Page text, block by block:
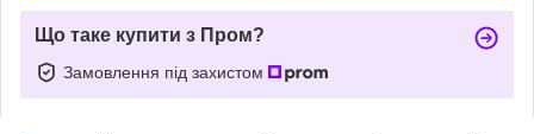
Що таке купити з Пром?
Замовлення під захистом